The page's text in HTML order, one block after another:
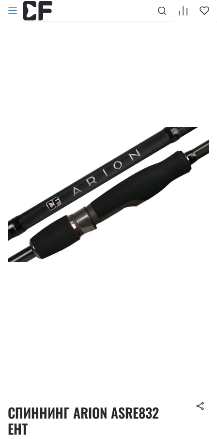
СПИННИНГ ARION ASRE832
EHT
НАЗАД